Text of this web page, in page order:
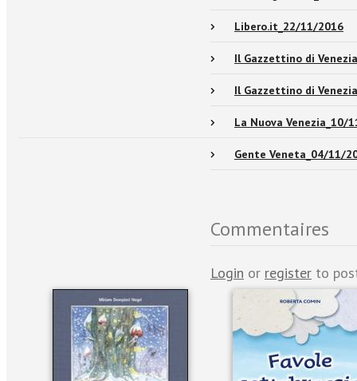
Libero.it_22/11/2016
Il Gazzettino di
Il Gazzettino di
La Nuova Venezia_10/
Gente Veneta_04/11/
Commentaires
Login or register to